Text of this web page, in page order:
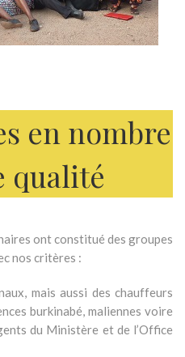
en nombre
qualité
ont constitué des groupes
nos critères :
mais aussi des chauffeurs
burkinabé, maliennes voire
du Ministère et de l’Office